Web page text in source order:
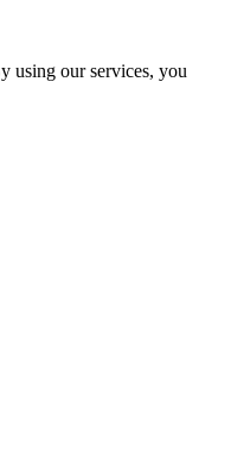
using our services, you